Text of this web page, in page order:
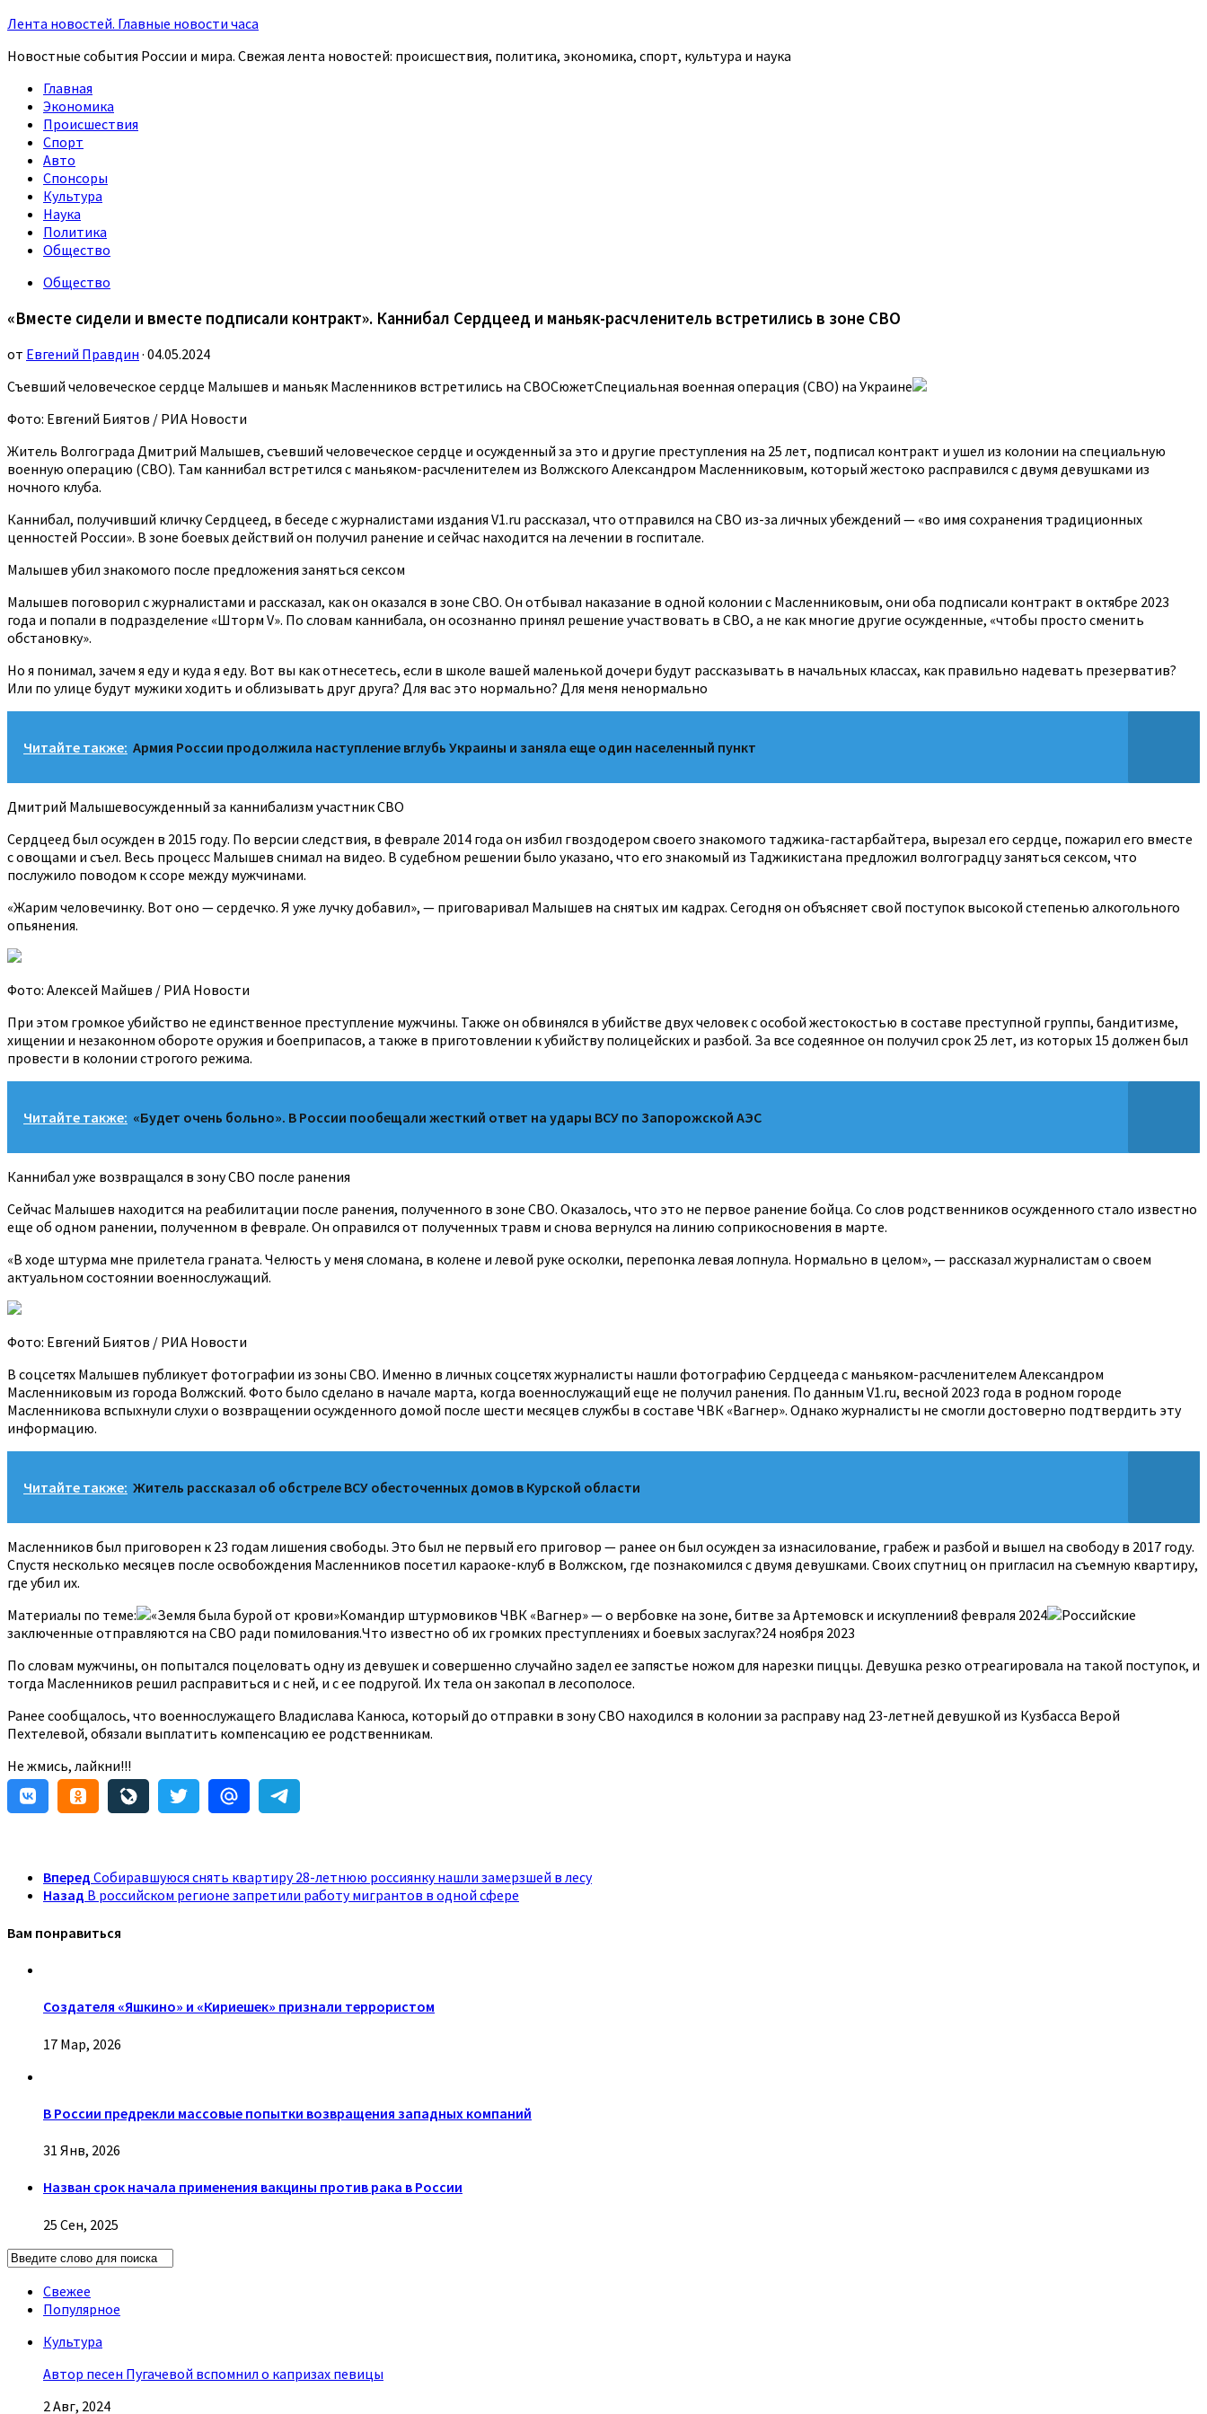
Лента новостей. Главные новости часа
Новостные события России и мира. Свежая лента новостей: происшествия, политика, экономика, спорт, культура и наука
Главная
Экономика
Происшествия
Спорт
Авто
Спонсоры
Культура
Наука
Политика
Общество
Общество
«Вместе сидели и вместе подписали контракт». Каннибал Сердцеед и маньяк-расчленитель встретились в зоне СВО
от Евгений Правдин · 04.05.2024
Съевший человеческое сердце Малышев и маньяк Масленников встретились на СВОСюжетСпециальная военная операция (СВО) на Украине
Фото: Евгений Биятов / РИА Новости
Житель Волгограда Дмитрий Малышев, съевший человеческое сердце и осужденный за это и другие преступления на 25 лет, подписал контракт и ушел из колонии на специальную
военную операцию (СВО). Там каннибал встретился с маньяком-расчленителем из Волжского Александром Масленниковым, который жестоко расправился с двумя девушками из
ночного клуба.
Каннибал, получивший кличку Сердцеед, в беседе с журналистами издания V1.ru рассказал, что отправился на СВО из-за личных убеждений — «во имя сохранения традиционных
ценностей России». В зоне боевых действий он получил ранение и сейчас находится на лечении в госпитале.
Малышев убил знакомого после предложения заняться сексом
Малышев поговорил с журналистами и рассказал, как он оказался в зоне СВО. Он отбывал наказание в одной колонии с Масленниковым, они оба подписали контракт в октябре 2023
года и попали в подразделение «Шторм V». По словам каннибала, он осознанно принял решение участвовать в СВО, а не как многие другие осужденные, «чтобы просто сменить
обстановку».
Но я понимал, зачем я еду и куда я еду. Вот вы как отнесетесь, если в школе вашей маленькой дочери будут рассказывать в начальных классах, как правильно надевать презерватив?
Или по улице будут мужики ходить и облизывать друг друга? Для вас это нормально? Для меня ненормально
Читайте также: Армия России продолжила наступление вглубь Украины и заняла еще один населенный пункт
Дмитрий Малышевосужденный за каннибализм участник СВО
Сердцеед был осужден в 2015 году. По версии следствия, в феврале 2014 года он избил гвоздодером своего знакомого таджика-гастарбайтера, вырезал его сердце, пожарил его вместе
с овощами и съел. Весь процесс Малышев снимал на видео. В судебном решении было указано, что его знакомый из Таджикистана предложил волгоградцу заняться сексом, что
послужило поводом к ссоре между мужчинами.
«Жарим человечинку. Вот оно — сердечко. Я уже лучку добавил», — приговаривал Малышев на снятых им кадрах. Сегодня он объясняет свой поступок высокой степенью алкогольного
опьянения.
Фото: Алексей Майшев / РИА Новости
При этом громкое убийство не единственное преступление мужчины. Также он обвинялся в убийстве двух человек с особой жестокостью в составе преступной группы, бандитизме,
хищении и незаконном обороте оружия и боеприпасов, а также в приготовлении к убийству полицейских и разбой. За все содеянное он получил срок 25 лет, из которых 15 должен был
провести в колонии строгого режима.
Читайте также: «Будет очень больно». В России пообещали жесткий ответ на удары ВСУ по Запорожской АЭС
Каннибал уже возвращался в зону СВО после ранения
Сейчас Малышев находится на реабилитации после ранения, полученного в зоне СВО. Оказалось, что это не первое ранение бойца. Со слов родственников осужденного стало известно
еще об одном ранении, полученном в феврале. Он оправился от полученных травм и снова вернулся на линию соприкосновения в марте.
«В ходе штурма мне прилетела граната. Челюсть у меня сломана, в колене и левой руке осколки, перепонка левая лопнула. Нормально в целом», — рассказал журналистам о своем
актуальном состоянии военнослужащий.
Фото: Евгений Биятов / РИА Новости
В соцсетях Малышев публикует фотографии из зоны СВО. Именно в личных соцсетях журналисты нашли фотографию Сердцееда с маньяком-расчленителем Александром
Масленниковым из города Волжский. Фото было сделано в начале марта, когда военнослужащий еще не получил ранения. По данным V1.ru, весной 2023 года в родном городе
Масленникова вспыхнули слухи о возвращении осужденного домой после шести месяцев службы в составе ЧВК «Вагнер». Однако журналисты не смогли достоверно подтвердить эту
информацию.
Читайте также: Житель рассказал об обстреле ВСУ обесточенных домов в Курской области
Масленников был приговорен к 23 годам лишения свободы. Это был не первый его приговор — ранее он был осужден за изнасилование, грабеж и разбой и вышел на свободу в 2017 году.
Спустя несколько месяцев после освобождения Масленников посетил караоке-клуб в Волжском, где познакомился с двумя девушками. Своих спутниц он пригласил на съемную квартиру,
где убил их.
Материалы по теме:
«Земля была бурой от крови»Командир штурмовиков ЧВК «Вагнер» — о вербовке на зоне, битве за Артемовск и искуплении8 февраля 2024
Российские
заключенные отправляются на СВО ради помилования.Что известно об их громких преступлениях и боевых заслугах?24 ноября 2023
По словам мужчины, он попытался поцеловать одну из девушек и совершенно случайно задел ее запястье ножом для нарезки пиццы. Девушка резко отреагировала на такой поступок, и
тогда Масленников решил расправиться и с ней, и с ее подругой. Их тела он закопал в лесополосе.
Ранее сообщалось, что военнослужащего Владислава Канюса, который до отправки в зону СВО находился в колонии за расправу над 23-летней девушкой из Кузбасса Верой
Пехтелевой, обязали выплатить компенсацию ее родственникам.
Не жмись, лайкни!!!
Вперед Собиравшуюся снять квартиру 28-летнюю россиянку нашли замерзшей в лесу
Назад В российском регионе запретили работу мигрантов в одной сфере
Вам понравиться
Создателя «Яшкино» и «Кириешек» признали террористом
17 Мар, 2026
В России предрекли массовые попытки возвращения западных компаний
31 Янв, 2026
Назван срок начала применения вакцины против рака в России
25 Сен, 2025
Свежее
Популярное
Культура
Автор песен Пугачевой вспомнил о капризах певицы
2 Авг, 2024